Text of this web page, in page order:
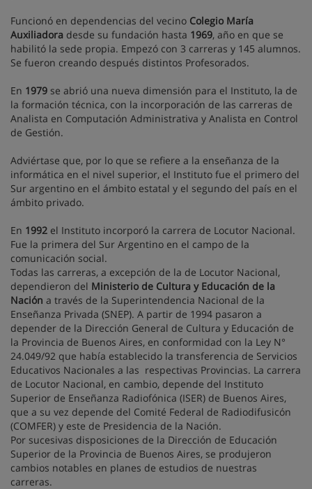
Funcionó en dependencias del vecino Colegio María
Auxiliadora desde su fundación hasta 1969, año en que se
habilitó la sede propia. Empezó con 3 carreras y 145 alumnos.
Se fueron creando después distintos Profesorados.
En 1979 se abrió una nueva dimensión para el Instituto, la de
la formación técnica, con la incorporación de las carreras de
Analista en Computación Administrativa y Analista en Control
de Gestión.
Adviértase que, por lo que se refiere a la enseñanza de la
informática en el nivel superior, el Instituto fue el primero del
Sur argentino en el ámbito estatal y el segundo del país en el
ámbito privado.
En 1992 el Instituto incorporó la carrera de Locutor Nacional.
Fue la primera del Sur Argentino en el campo de la
comunicación social.
Todas las carreras, a excepción de la de Locutor Nacional,
dependieron del Ministerio de Cultura y Educación de la
Nación a través de la Superintendencia Nacional de la
Enseñanza Privada (SNEP). A partir de 1994 pasaron a
depender de la Dirección General de Cultura y Educación de
la Provincia de Buenos Aires, en conformidad con la Ley N°
24.049/92 que había establecido la transferencia de Servicios
Educativos Nacionales a las respectivas Provincias. La carrera
de Locutor Nacional, en cambio, depende del Instituto
Superior de Enseñanza Radiofónica (ISER) de Buenos Aires,
que a su vez depende del Comité Federal de Radiodifusicón
(COMFER) y este de Presidencia de la Nación.
Por sucesivas disposiciones de la Dirección de Educación
Superior de la Provincia de Buenos Aires, se produjeron
cambios notables en planes de estudios de nuestras
carreras.